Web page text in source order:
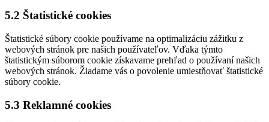
5.2 Štatistické cookies
Štatistické súbory cookie používame na optimalizáciu zážitku z
webových stránok pre našich používateľov. Vďaka týmto
štatistickým súborom cookie získavame prehľad o používaní našich
webových stránok. Žiadame vás o povolenie umiestňovať štatistické
súbory cookie.
5.3 Reklamné cookies